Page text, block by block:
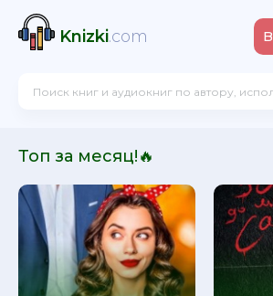
Knizki.com
Топ за месяц!🔥